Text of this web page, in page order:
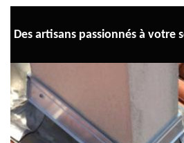
Des artisans passionnés à votre